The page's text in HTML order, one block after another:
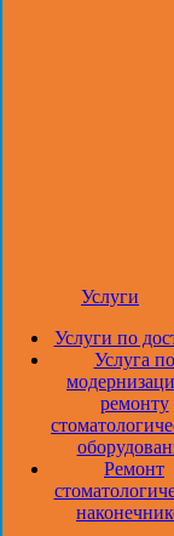
Услуги
Услуги по
Услуга по
ремонту
Ремонт